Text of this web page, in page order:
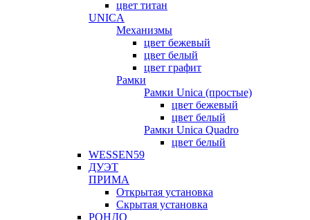
цвет титан
UNICA
Механизмы
цвет бежевый
цвет белый
цвет графит
Рамки
Рамки Unica (простые)
цвет бежевый
цвет белый
Рамки Unica Quadro
цвет белый
WESSEN59
ДУЭТ
ПРИМА
Открытая установка
Скрытая установка
РОНДО